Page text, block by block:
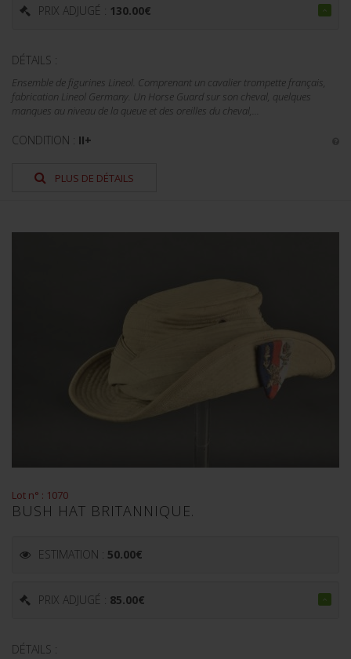
PRIX ADJUGÉ : 130.00€
DÉTAILS :
Ensemble de figurines Lineol. Comprenant un cavalier trompette français,
fabrication Lineol Germany. Un Horse Guard sur son cheval, quelques
manques au niveau de la queue et des oreilles du cheval,...
CONDITION : II+
PLUS DE DÉTAILS
Lot n° : 1070
BUSH HAT BRITANNIQUE.
ESTIMATION : 50.00€
PRIX ADJUGÉ : 85.00€
DÉTAILS :